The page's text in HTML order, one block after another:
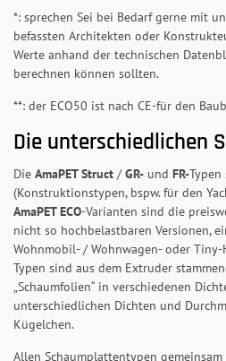
*: sprechen Sei bei Bedarf gerne mit
befassten Architekten oder
Werte anhand der technischen
berechnen können sollten.
**: der ECO50 ist nach CE-für den
Die unterschiedlichen
Die AmaPET Struct /GR- und FR-
(Konstruktionstypen, bspw. für den
AmaPET ECO-Varianten sind die
nicht so hochbelastbaren Versionen,
Wohnmobil- / Wohnwagen- oder Tiny-
Typen sind aus dem Extruder
„Schaumfolien“ in verschiedenen
unterschiedlichen Dichten und
Kügelchen.
Allen Schaumplattentypen